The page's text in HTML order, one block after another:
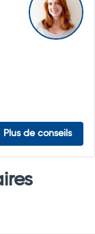
Plus de conseils